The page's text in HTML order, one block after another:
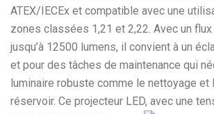
ATEX/IECEx et compatible avec une
zones classées 1,21 et 2,22. Avec un
jusqu’à 12500 lumens, il convient à un
et pour des tâches de maintenance qui
luminaire robuste comme le nettoyage et
réservoir. Ce projecteur LED, avec une